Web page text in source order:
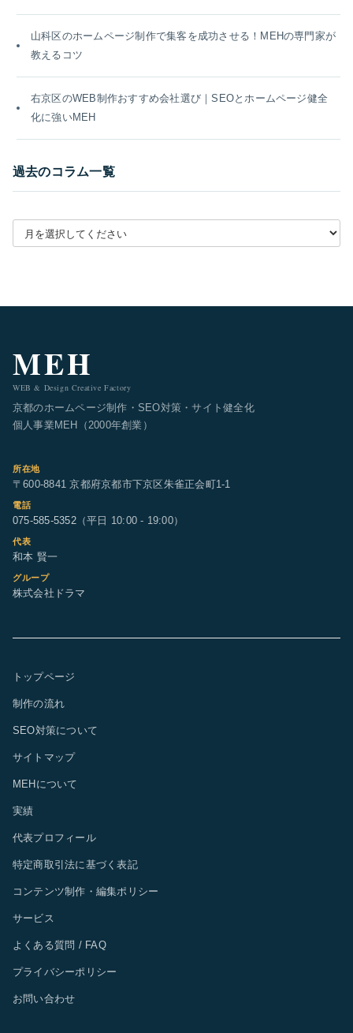
山科区のホームページ制作で集客を成功させる！MEHの専門家が
教えるコツ
右京区のWEB制作おすすめ会社選び｜SEOとホームページ健全
化に強いMEH
過去のコラム一覧
月別アーカイブを選択
MEH
WEB & Design Creative Factory
京都のホームページ制作・SEO対策・サイト健全化
個人事業MEH（2000年創業）
所在地
〒600-8841 京都府京都市下京区朱雀正会町1-1
電話
075-585-5352（平日 10:00 - 19:00）
代表
和本 賢一
グループ
株式会社ドラマ
トップページ
制作の流れ
SEO対策について
サイトマップ
MEHについて
実績
代表プロフィール
特定商取引法に基づく表記
コンテンツ制作・編集ポリシー
サービス
よくある質問 / FAQ
プライバシーポリシー
お問い合わせ